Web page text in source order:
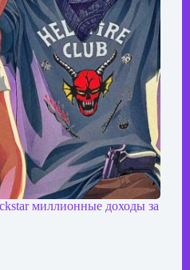
миллионные доходы за